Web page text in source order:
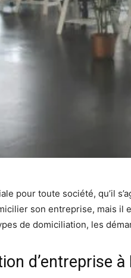
pour toute société, qu’il
son entreprise, mais
de domiciliation, les
d’entreprise à